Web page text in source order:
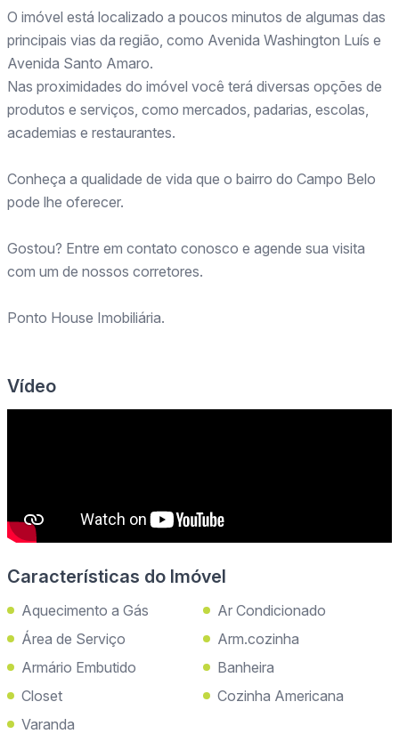
O imóvel está localizado a poucos minutos de algumas das
principais vias da região, como Avenida Washington Luís e
Avenida Santo Amaro.
Nas proximidades do imóvel você terá diversas opções de
produtos e serviços, como mercados, padarias, escolas,
academias e restaurantes.
Conheça a qualidade de vida que o bairro do Campo Belo
pode lhe oferecer.
Gostou? Entre em contato conosco e agende sua visita
com um de nossos corretores.
Ponto House Imobiliária.
Vídeo
Características do Imóvel
Aquecimento a Gás
Ar Condicionado
Área de Serviço
Arm.cozinha
Armário Embutido
Banheira
Closet
Cozinha Americana
Varanda